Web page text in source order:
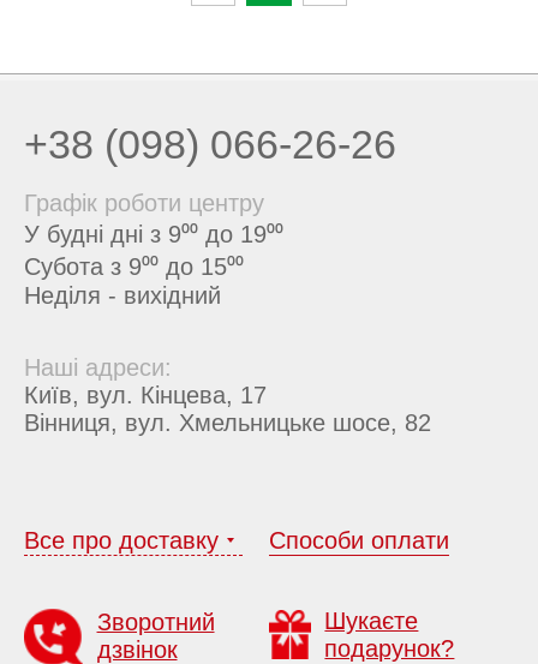
+38 (098) 066-26-26
Графік роботи центру
У будні дні з 9⁰⁰ до 19⁰⁰
Субота з 9⁰⁰ до 15⁰⁰
Неділя - вихідний
Наші адреси:
Київ, вул. Кінцева, 17
Вінниця, вул. Хмельницьке шосе, 82
Все про доставку
Зворотний
дзвінок
Способи оплати
Шукаєте
подарунок?